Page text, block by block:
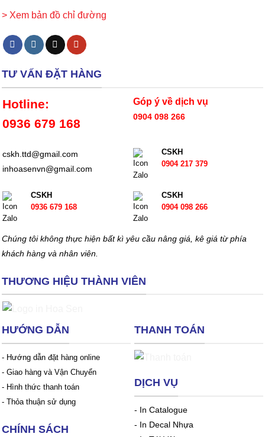
> Xem bản đồ chỉ đường
TƯ VẤN ĐẶT HÀNG
Hotline:
0936 679 168
Góp ý về dịch vụ
0904 098 266
cskh.ttd@gmail.com
inhoasenvn@gmail.com
CSKH
0904 217 379
CSKH
0936 679 168
CSKH
0904 098 266
Chúng tôi không thực hiện bất kì yêu cầu nâng giá, kê giá từ phía
khách hàng và nhân viên.
THƯƠNG HIỆU THÀNH VIÊN
HƯỚNG DẪN
- Hướng dẫn đặt hàng online
- Giao hàng và Vận Chuyển
- Hình thức thanh toán
- Thỏa thuận sử dụng
CHÍNH SÁCH
THANH TOÁN
DỊCH VỤ
- In Catalogue
- In Decal Nhựa